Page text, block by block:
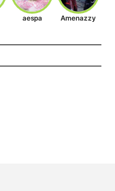
aespa Amenazzy